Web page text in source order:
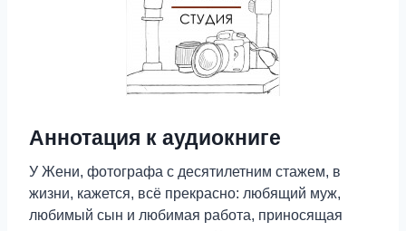
Аннотация к аудиокниге
У Жени, фотографа с десятилетним стажем, в
жизни, кажется, всё прекрасно: любящий муж,
любимый сын и любимая работа, приносящая